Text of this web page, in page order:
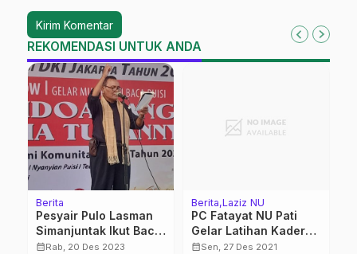
REKOMENDASI UNTUK ANDA
Berita
Pesyair Pulo Lasman
Simanjuntak Ikut Baca
Puisi Pendoa Yang
calendar_monthRab, 20 Des 2023
Berita Laziz NU
PC Fatayat NU Pati
Gelar Latihan Kader
Lanjutan di Jrahi
calendar_monthSen, 27 Des 2021